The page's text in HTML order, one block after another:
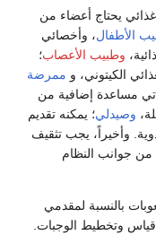
غذائي يحتاج أعضاء من
الأطفال، وأخصائي
وطبيب الأعصاب؛
الكيتوني، و ممرضة
مساعدة إضافية من
وصيدلي؛ يمكنه تقديم
وأخيراً، يجب تثقيف
من جوانب النظام
بالنسبة لمقدمي
قياس وتخطيط الوجبات.